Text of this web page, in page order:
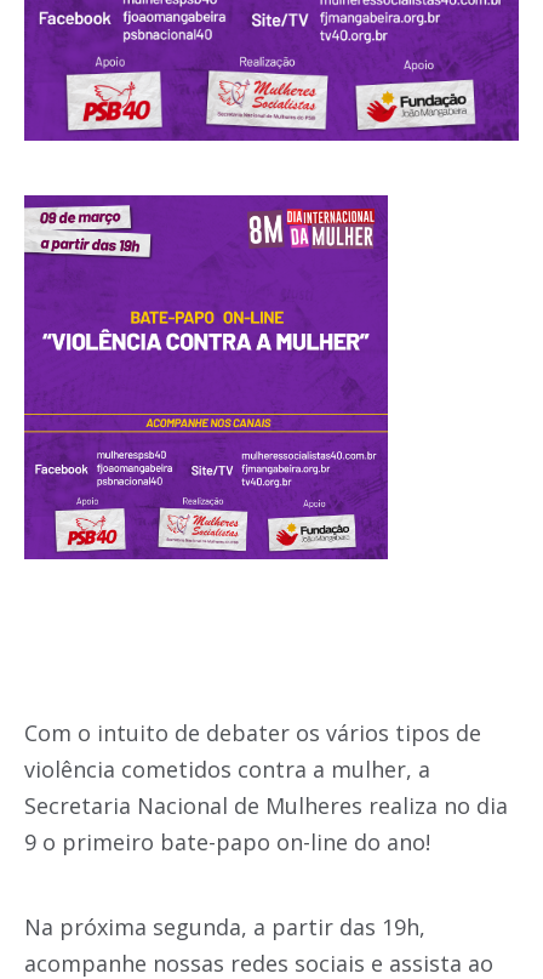
Com o intuito de debater os vários tipos de
violência cometidos contra a mulher, a
Secretaria Nacional de Mulheres realiza no dia
9 o primeiro bate-papo on-line do ano!
Na próxima segunda, a partir das 19h,
acompanhe nossas redes sociais e assista ao